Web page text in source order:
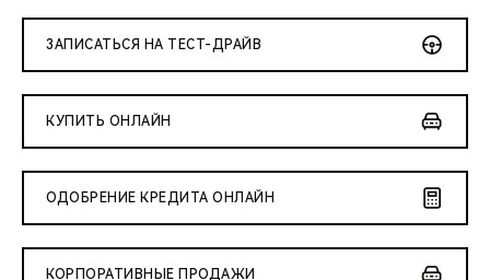
ЗАПИСАТЬСЯ НА ТЕСТ-ДРАЙВ
КУПИТЬ ОНЛАЙН
ОДОБРЕНИЕ КРЕДИТА ОНЛАЙН
КОРПОРАТИВНЫЕ ПРОДАЖИ